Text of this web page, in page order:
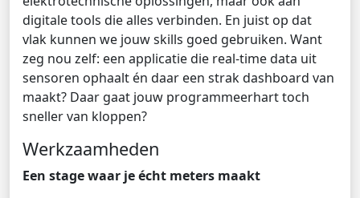
digitale tools die alles verbinden. En juist op dat
vlak kunnen we jouw skills goed gebruiken. Want
zeg nou zelf: een applicatie die real-time data uit
sensoren ophaalt én daar een strak dashboard van
maakt? Daar gaat jouw programmeerhart toch
sneller van kloppen?
Werkzaamheden
Een stage waar je écht meters maakt